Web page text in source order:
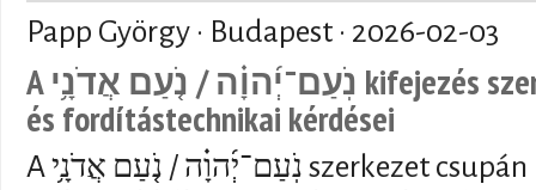
Papp György · Budapest · 2026-02-03
A נֹֽעַם־יְ֜הוָ֗ה / נֹ֤עַם אֲדֹנָ֥י kifejezés szemantikai, vallástörténeti
és fordítástechnikai kérdései
A נֹֽעַם־יְ֜הוָ֗ה / נֹ֤עַם אֲדֹנָ֥י szerkezet csupán kétszer fordul elő a